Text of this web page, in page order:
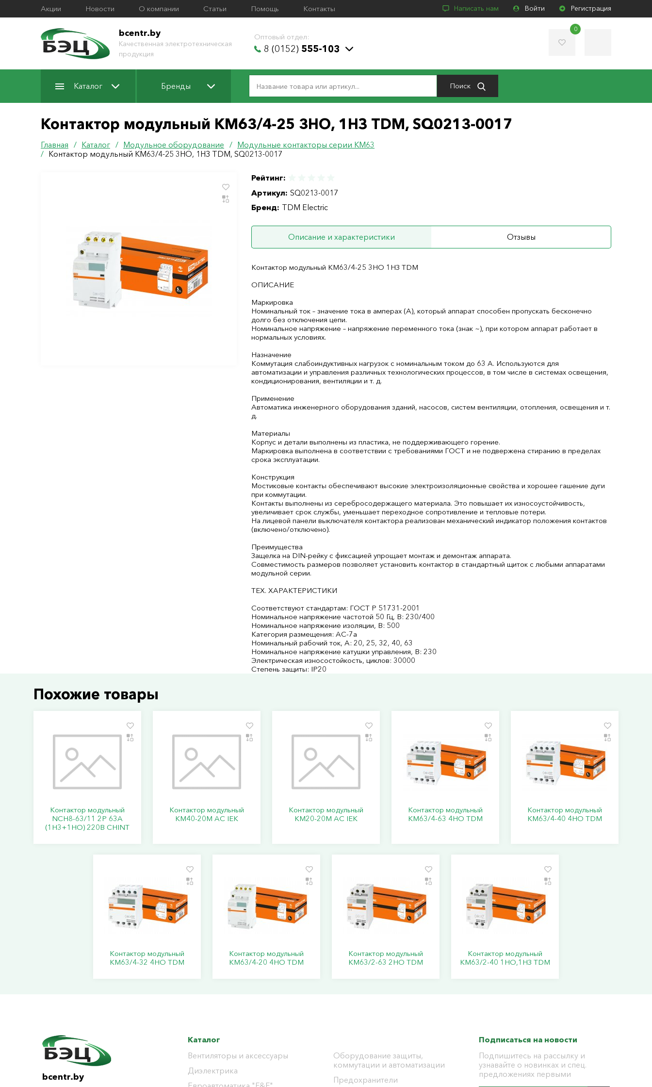
Акции Новости О компании Статьи Помощь Контакты Написать нам Войти Регистрация
bcentr.by
Качественная электротехническая
продукция
Оптовый отдел:
8 (0152) 555-103
0
Каталог Бренды Поиск
Контактор модульный КМ63/4-25 3НО, 1НЗ TDM, SQ0213-0017
Главная / Каталог / Модульное оборудование / Модульные контакторы серии КМ63
/ Контактор модульный КМ63/4-25 3НО, 1НЗ TDM, SQ0213-0017
Рейтинг:
Артикул: SQ0213-0017
Бренд: TDM Electric
Описание и характеристики Отзывы
Контактор модульный КМ63/4-25 3НО 1НЗ TDM
ОПИСАНИЕ
Маркировка
Номинальный ток – значение тока в амперах (А), который аппарат способен пропускать бесконечно
долго без отключения цепи.
Номинальное напряжение – напряжение переменного тока (знак ~), при котором аппарат работает в
нормальных условиях.
Назначение
Коммутация слабоиндуктивных нагрузок с номинальным током до 63 А. Используются для
автоматизации и управления различных технологических процессов, в том числе в системах освещения,
кондиционирования, вентиляции и т. д.
Применение
Автоматика инженерного оборудования зданий, насосов, систем вентиляции, отопления, освещения и т.
д.
Материалы
Корпус и детали выполнены из пластика, не поддерживающего горение.
Маркировка выполнена в соответствии с требованиями ГОСТ и не подвержена стиранию в пределах
срока эксплуатации.
Конструкция
Мостиковые контакты обеспечивают высокие электроизоляционные свойства и хорошее гашение дуги
при коммутации.
Контакты выполнены из серебросодержащего материала. Это повышает их износоустойчивость,
увеличивает срок службы, уменьшает переходное сопротивление и тепловые потери.
На лицевой панели выключателя контактора реализован механический индикатор положения контактов
(включено/отключено).
Преимущества
Защелка на DIN-рейку с фиксацией упрощает монтаж и демонтаж аппарата.
Совместимость размеров позволяет установить контактор в стандартный щиток с любыми аппаратами
модульной серии.
ТЕХ. ХАРАКТЕРИСТИКИ
Соответствуют стандартам: ГОСТ Р 51731-2001
Номинальное напряжение частотой 50 Гц, В: 230/400
Номинальное напряжение изоляции, В: 500
Категория размещения: AC-7a
Номинальный рабочий ток, А: 20, 25, 32, 40, 63
Номинальное напряжение катушки управления, В: 230
Электрическая износостойкость, циклов: 30000
Степень защиты: IP20
Похожие товары
Контактор модульный
NCH8-63/11 2P 63A
(1H3+1HO) 220В CHINT
Контактор модульный
КМ40-20М AC IEK
Контактор модульный
КМ20-20М AC IEK
Контактор модульный
КМ63/4-63 4НО TDM
Контактор модульный
КМ63/4-40 4НО TDM
Контактор модульный
КМ63/4-32 4НО TDM
Контактор модульный
КМ63/4-20 4НО TDM
Контактор модульный
КМ63/2-63 2НО TDM
Контактор модульный
КМ63/2-40 1НО,1НЗ TDM
bcentr.by
Каталог
Вентиляторы и аксессуары
Диэлектрика
Оборудование защиты,
коммутации и автоматизации
Предохранители
Подписаться на новости
Подпишитесь на рассылку и
узнавайте о новинках и спец.
предложениях первыми